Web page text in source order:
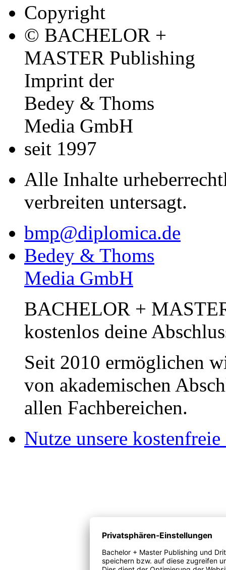
Copyright
© BACHELOR +
MASTER Publishing
Imprint der
Bedey & Thoms
Media GmbH
seit 1997
Alle Inhalte
verbreiten untersagt.
bmp@diplomica.de
Bedey & Thoms
Media GmbH
BACHELOR +
kostenlos deine
Seit 2010 ermöglichen
von akademischen
allen Fachbereichen.
Nutze unsere